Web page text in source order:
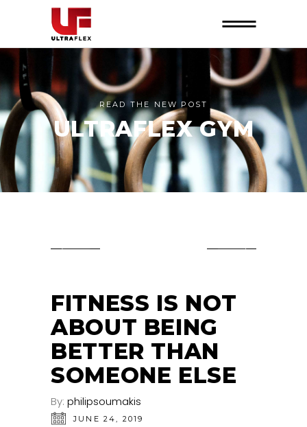
READ THE NEW POST
ULTRAFLEX GYM
FITNESS IS NOT
ABOUT BEING
BETTER THAN
SOMEONE ELSE
By: philipsoumakis
JUNE 24, 2019